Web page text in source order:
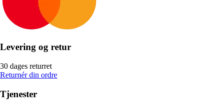
Levering og retur
30 dages returret
Returnér din ordre
Tjenester